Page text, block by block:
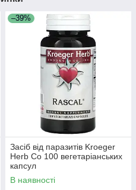
–39%
Засіб від паразитів Kroeger
Herb Co 100 вегетаріанських
капсул
В наявності